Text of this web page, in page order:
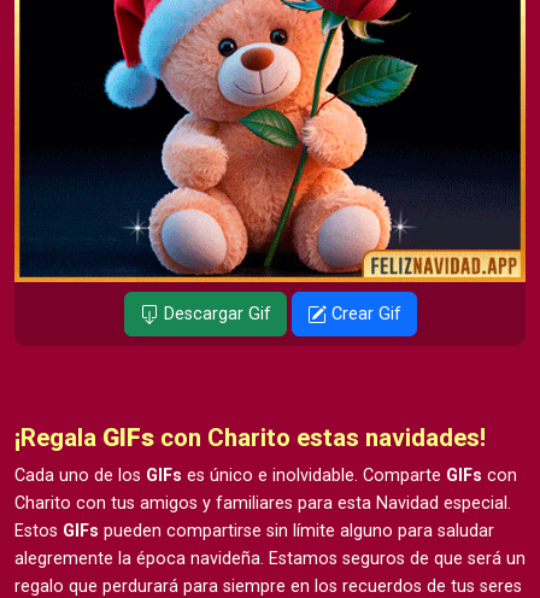
Descargar Gif Crear Gif
¡Regala GIFs con Charito estas navidades!
Cada uno de los GIFs es único e inolvidable. Comparte GIFs con
Charito con tus amigos y familiares para esta Navidad especial.
Estos GIFs pueden compartirse sin límite alguno para saludar
alegremente la época navideña. Estamos seguros de que será un
regalo que perdurará para siempre en los recuerdos de tus seres